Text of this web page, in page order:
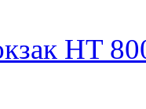
HT